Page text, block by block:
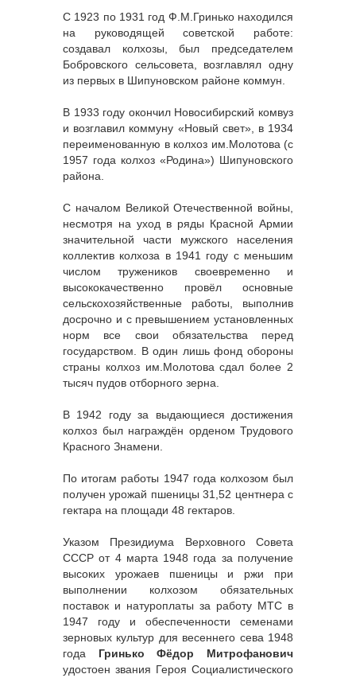
С 1923 по 1931 год Ф.М.Гринько находился
на руководящей советской работе:
создавал колхозы, был председателем
Бобровского сельсовета, возглавлял одну
из первых в Шипуновском районе коммун.
В 1933 году окончил Новосибирский комвуз
и возглавил коммуну «Новый свет», в 1934
переименованную в колхоз им.Молотова (с
1957 года колхоз «Родина») Шипуновского
района.
С началом Великой Отечественной войны,
несмотря на уход в ряды Красной Армии
значительной части мужского населения
коллектив колхоза в 1941 году с меньшим
числом тружеников своевременно и
высококачественно провёл основные
сельскохозяйственные работы, выполнив
досрочно и с превышением установленных
норм все свои обязательства перед
государством. В один лишь фонд обороны
страны колхоз им.Молотова сдал более 2
тысяч пудов отборного зерна.
В 1942 году за выдающиеся достижения
колхоз был награждён орденом Трудового
Красного Знамени.
По итогам работы 1947 года колхозом был
получен урожай пшеницы 31,52 центнера с
гектара на площади 48 гектаров.
Указом Президиума Верховного Совета
СССР от 4 марта 1948 года за получение
высоких урожаев пшеницы и ржи при
выполнении колхозом обязательных
поставок и натуроплаты за работу МТС в
1947 году и обеспеченности семенами
зерновых культур для весеннего сева 1948
года Гринько Фёдор Митрофанович
удостоен звания Героя Социалистического